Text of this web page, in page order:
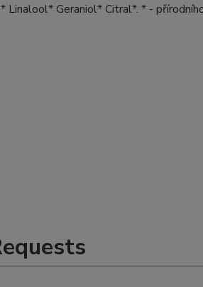
Geraniol* Citral*. * -